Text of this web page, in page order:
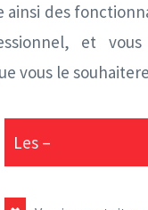
ainsi des
et
vous le
Les –